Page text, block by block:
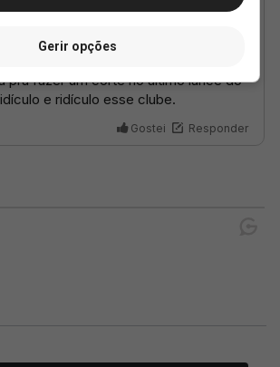
Gerir opções